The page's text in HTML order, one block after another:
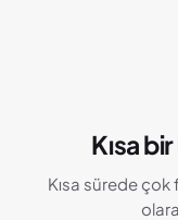
Kısa
Kısa sürede